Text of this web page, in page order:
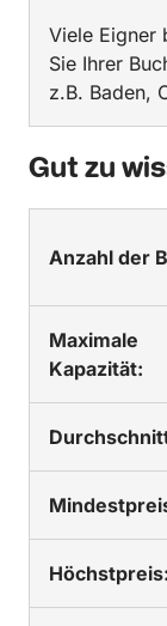
Viele Eigner
Sie Ihrer
z.B. Baden,
Gut zu
Anzahl der
Maximale
Kapazität:
Höchstpreis: